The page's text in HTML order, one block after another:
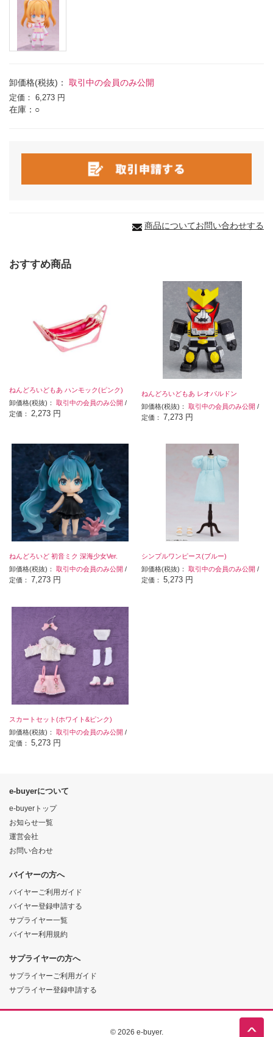
卸価格(税抜)： 取引中の会員のみ公開
定価： 6,273 円
在庫：○
商品についてお問い合わせする
おすすめ商品
ねんどろいどもあ ハンモック(ピンク)
卸価格(税抜)： 取引中の会員のみ公開 /
定価： 2,273 円
ねんどろいどもあ レオパルドン
卸価格(税抜)：取引中の会員のみ公開 /
定価： 7,273 円
ねんどろいど 初音ミク 深海少女Ver.
卸価格(税抜)： 取引中の会員のみ公開 /
定価： 7,273 円
シンプルワンピース(ブルー)
卸価格(税抜)：取引中の会員のみ公開 /
定価：5,273 円
スカートセット(ホワイト&ピンク)
卸価格(税抜)： 取引中の会員のみ公開 /
定価： 5,273 円
e-buyerについて
e-buyerトップ
お知らせ一覧
運営会社
お問い合わせ
バイヤーの方へ
バイヤーご利用ガイド
バイヤー登録申請する
サプライヤー一覧
バイヤー利用規約
サプライヤーの方へ
サプライヤーご利用ガイド
サプライヤー登録申請する
© 2026 e-buyer.